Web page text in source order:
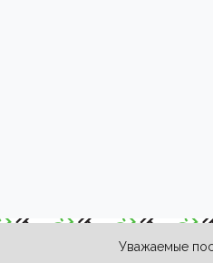
Уважаемые